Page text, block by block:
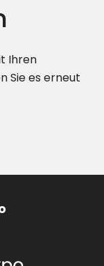
Ihren
Sie es erneut